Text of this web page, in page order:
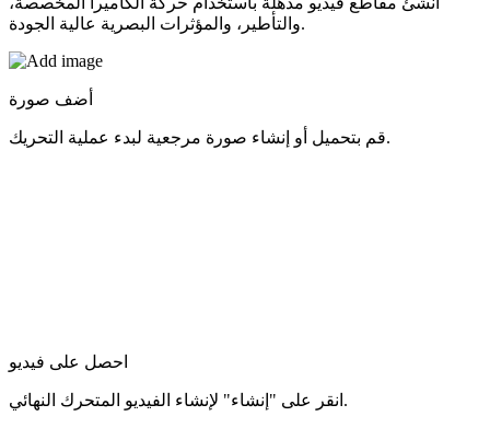
والتأطير، والمؤثرات البصرية عالية الجودة.
أضف صورة
قم بتحميل أو إنشاء صورة مرجعية لبدء عملية التحريك.
احصل على فيديو
انقر على "إنشاء" لإنشاء الفيديو المتحرك النهائي.